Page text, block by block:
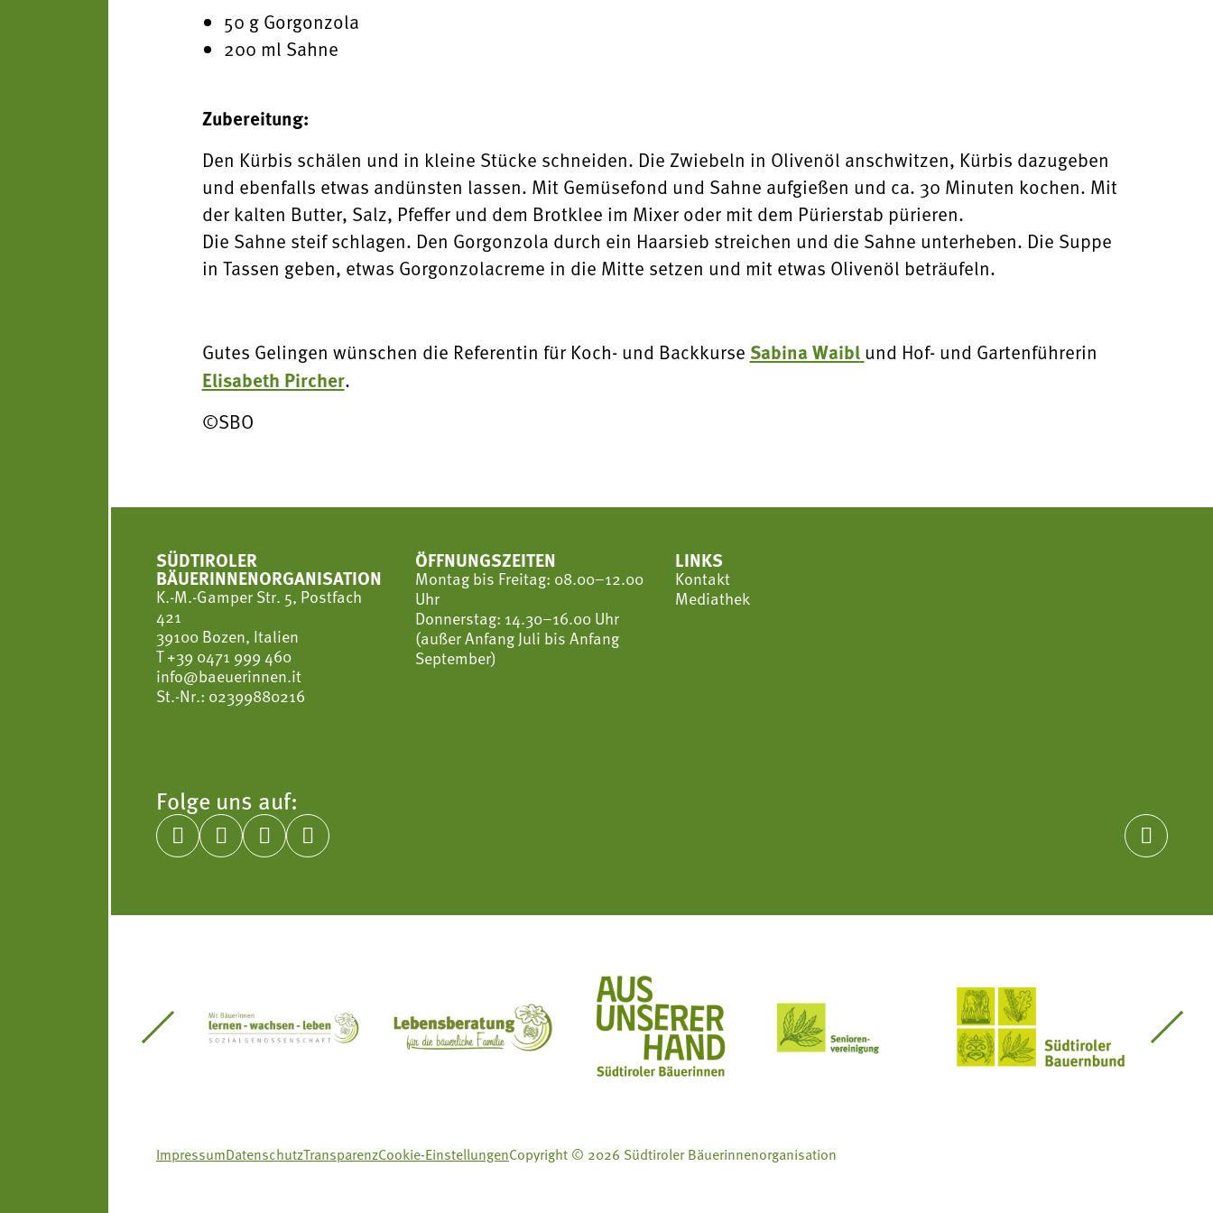
50 g Gorgonzola
200 ml Sahne
Zubereitung:
Den Kürbis schälen und in kleine Stücke schneiden. Die Zwiebeln in Olivenöl anschwitzen, Kürbis dazugeben
und ebenfalls etwas andünsten lassen. Mit Gemüsefond und Sahne aufgießen und ca. 30 Minuten kochen. Mit
der kalten Butter, Salz, Pfeffer und dem Brotklee im Mixer oder mit dem Pürierstab pürieren.
Die Sahne steif schlagen. Den Gorgonzola durch ein Haarsieb streichen und die Sahne unterheben. Die Suppe
in Tassen geben, etwas Gorgonzolacreme in die Mitte setzen und mit etwas Olivenöl beträufeln.
Gutes Gelingen wünschen die Referentin für Koch- und Backkurse Sabina Waibl und Hof- und Gartenführerin
Elisabeth Pircher.
©SBO
SÜDTIROLER
BÄUERINNENORGANISATION
K.-M.-Gamper Str. 5, Postfach
421
39100 Bozen, Italien
T+39 0471 999 460
info@baeuerinnen.it
St.-Nr.: 02399880216
ÖFFNUNGSZEITEN
Montag bis Freitag: 08.00–12.00
Uhr
Donnerstag: 14.30–16.00 Uhr
(außer Anfang Juli bis Anfang
September)
LINKS
Kontakt
Mediathek
Folge uns auf:
    
Südtiroler Gärtnervereinigung Sozialgenossenschaft Mit Bäuerinnen lernen - wachsen - leben
Lebensberatung für die bäuerliche Familie
Aus unserer Hand Seniorenvereinigung im SBB Südtiroler Bauernbund
ImpressumDatenschutzTransparenzCookie-EinstellungenCopyright © 2026 Südtiroler Bäuerinnenorganisation